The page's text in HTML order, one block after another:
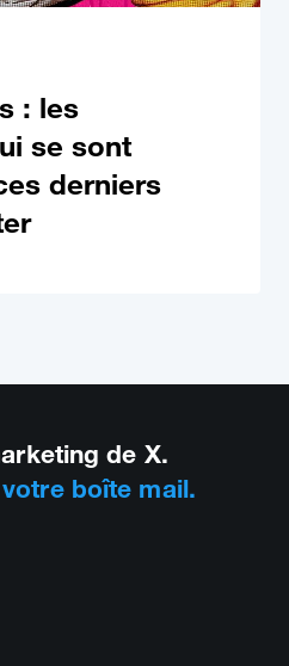
: les
se sont
derniers
de X.
boîte mail.